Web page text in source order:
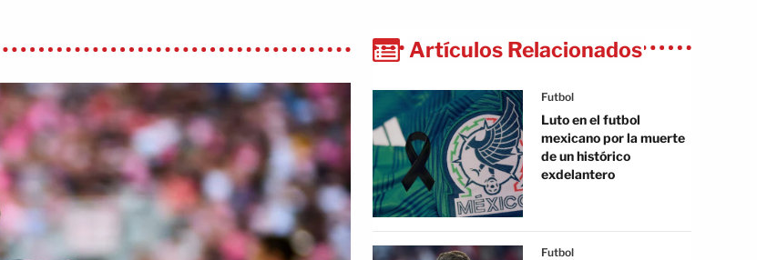
Artículos Relacionados
Futbol
Luto en el futbol
mexicano por la muerte
de un histórico
exdelantero
Futbol